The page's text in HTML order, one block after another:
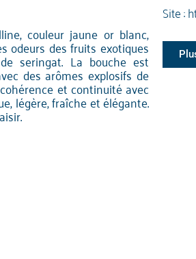
couleur jaune or blanc,
odeurs des fruits exotiques
seringat. La bouche est
des arômes explosifs de
et continuité avec
légère, fraîche et élégante.
Site :